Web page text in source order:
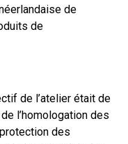
de
de
de l’atelier était de
l’homologation des
des